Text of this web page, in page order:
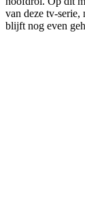
van deze tv-serie,
blijft nog even